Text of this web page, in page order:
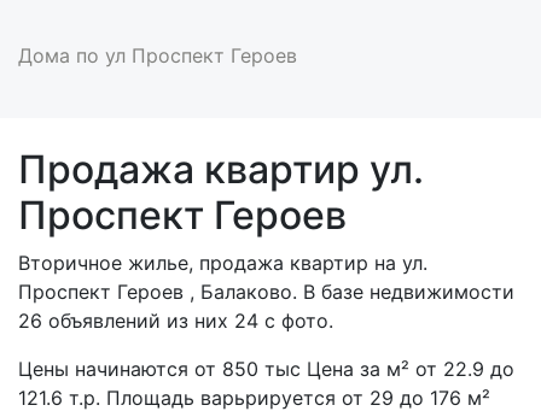
Дома по ул Проспект Героев
Продажа квартир ул.
Проспект Героев
Вторичное жилье, продажа квартир на ул.
Проспект Героев , Балаково. В базе недвижимости
26 объявлений из них 24 с фото.
Цены начинаются от 850 тыс Цена за м² от 22.9 до
121.6 т.р. Площадь варьрируется от 29 до 176 м²